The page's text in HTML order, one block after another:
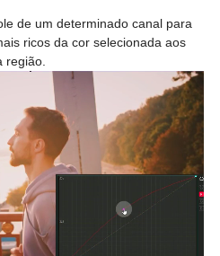
de um determinado canal para
ricos da cor selecionada aos
região.